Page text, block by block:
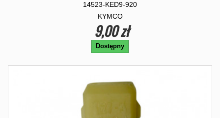
14523-KED9-920
KYMCO
9,00 zł
Dostępny